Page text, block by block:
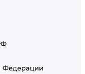
Федерации